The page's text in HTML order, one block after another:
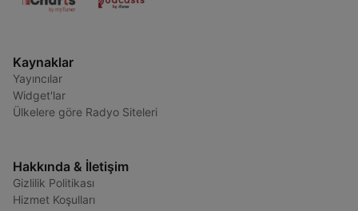
Kaynaklar
Yayıncılar
Widget'lar
Ülkelere göre Radyo Siteleri
Hakkında & İletişim
Gizlilik Politikası
Hizmet Koşulları